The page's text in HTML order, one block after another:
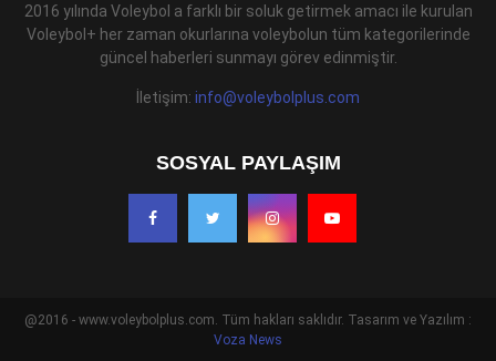
2016 yılında Voleybol a farklı bir soluk getirmek amacı ile kurulan
Voleybol+ her zaman okurlarına voleybolun tüm kategorilerinde
güncel haberleri sunmayı görev edinmiştir.
İletişim: info@voleybolplus.com
SOSYAL PAYLAŞIM
@2016 - www.voleybolplus.com. Tüm hakları saklıdır. Tasarım ve Yazılım :
Voza News